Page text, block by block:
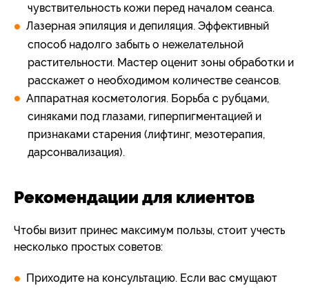
чувствительность кожи перед началом сеанса.
Лазерная эпиляция и депиляция. Эффективный
способ надолго забыть о нежелательной
растительности. Мастер оценит зоны обработки и
расскажет о необходимом количестве сеансов.
Аппаратная косметология. Борьба с рубцами,
синяками под глазами, гиперпигментацией и
признаками старения (лифтинг, мезотерапия,
дарсонвализация).
Рекомендации для клиентов
Чтобы визит принес максимум пользы, стоит учесть
несколько простых советов:
Приходите на консультацию. Если вас смущают